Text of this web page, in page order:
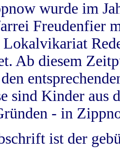
wurde im
Freudenfier
Lokalvikariat
Ab diesem
sind Kinder aus
- in
ist der